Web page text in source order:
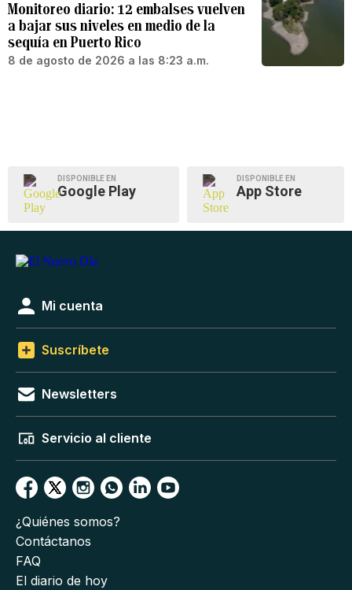
Monitoreo diario: 12 embalses vuelven
a bajar sus niveles en medio de la
sequía en Puerto Rico
8 de agosto de 2026 a las 8:23 a.m.
DISPONIBLE EN
Google Play
DISPONIBLE EN
App Store
Mi cuenta
Suscríbete
Newsletters
Servicio al cliente
¿Quiénes somos?
Contáctanos
FAQ
El diario de hoy